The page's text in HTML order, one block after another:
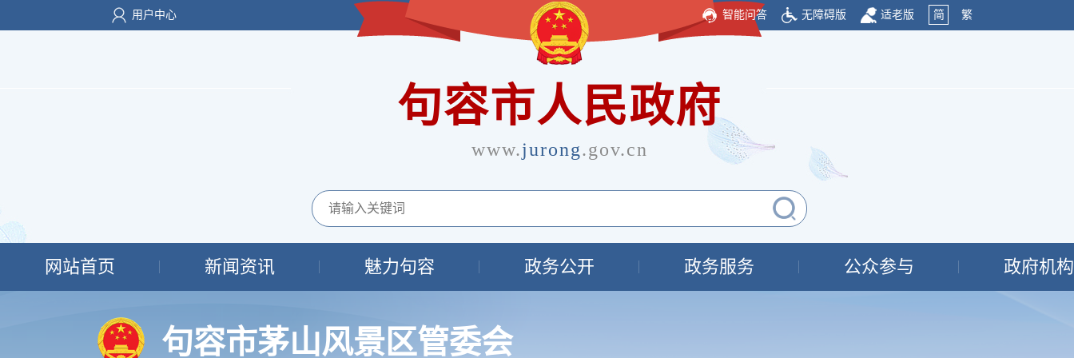
用户中心 智能问答 无障碍版 适老版 简 繁
句容市人民政府
www.jurong.gov.cn
网站首页 新闻资讯 魅力句容 政务公开 政务服务 公众参与 政府机构
句容市茅山风景区管委会